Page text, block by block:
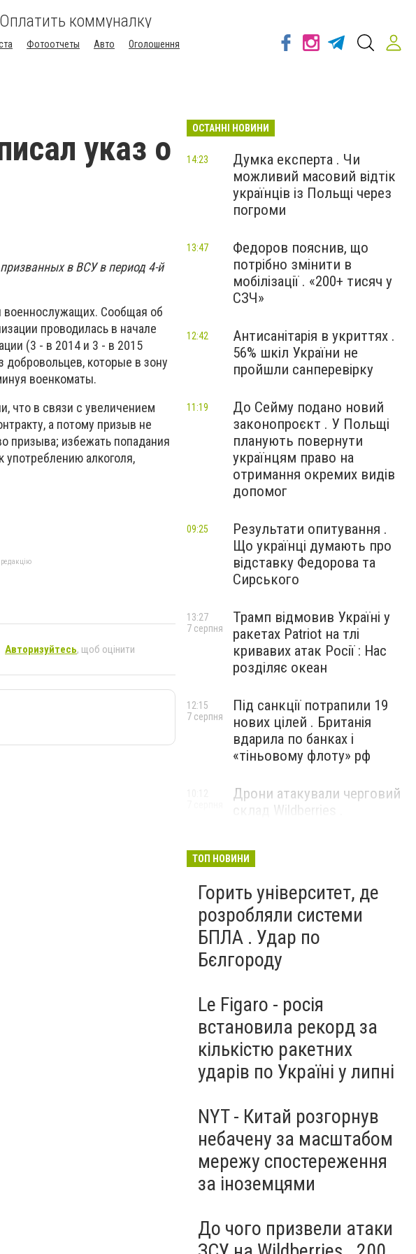
Оплатить коммуналку
Фотоотчеты Авто
Оголошення
указ о
в ВСУ в период 4-й
военнослужащих. Сообщая об
проводилась в начале
(3 - в 2014 и 3 - в 2015
которые в зону
военкоматы.
что в связи с увеличением
а потому призыв не
призыва; избежать попадания
алкоголя,
Авторизуйтесь, щоб оцінити
ОСТАННІ НОВИНИ
Думка експерта . Чи
можливий масовий відтік
українців із Польщі через
погроми
14:23
Федоров пояснив, що
потрібно змінити в
мобілізації . «200+ тисяч у
СЗЧ»
13:47
Антисанітарія в укриттях .
56% шкіл України не
пройшли санперевірку
12:42
До Сейму подано новий
законопроєкт . У Польщі
планують повернути
українцям право на
отримання окремих видів
допомог
11:19
Результати опитування .
Що українці думають про
відставку Федорова та
Сирського
09:25
Трамп відмовив Україні у
ракетах Patriot на тлі
кривавих атак Росії : Нас
розділяє океан
13:27
7 серпня
Під санкції потрапили 19
нових цілей . Британія
вдарила по банках і
«тіньовому флоту» рф
12:15
7 серпня
Дрони атакували черговий
склад Wildberries .
ТОП НОВИНИ
Горить університет, де
розробляли системи
БПЛА . Удар по
Бєлгороду
Le Figaro - росія
встановила рекорд за
кількістю ракетних
ударів по Україні у липні
NYT - Китай розгорнув
небачену за масштабом
мережу спостереження
за іноземцями
До чого призвели атаки